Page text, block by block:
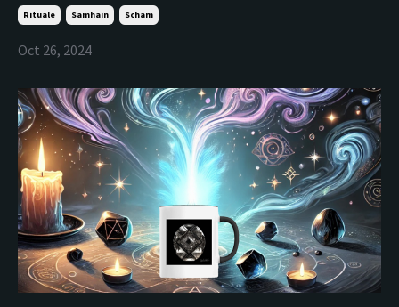
Rituale Samhain Scham
Oct 26, 2024